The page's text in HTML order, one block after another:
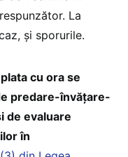
La
și sporurile.
cu ora se
predare-învățare-
de evaluare
în